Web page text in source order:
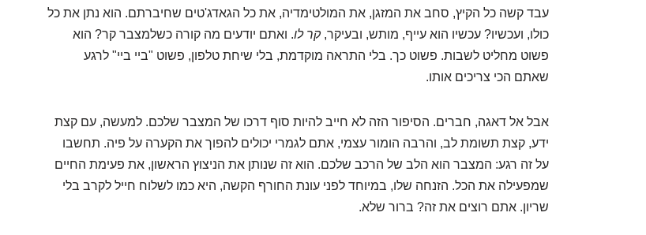
עבד קשה כל הקיץ, סחב את המזגן, את המולטימדיה, את כל הגאדג'טים שחיברתם. הוא נתן את כל
כולו, ועכשיו? עכשיו הוא עייף, מותש, ובעיקר, קר לו. ואתם יודעים מה קורה כשלמצבר קר? הוא
פשוט מחליט לשבות. פשוט כך. בלי התראה מוקדמת, בלי שיחת טלפון, פשוט "ביי ביי" לרגע
שאתם הכי צריכים אותו.
אבל אל דאגה, חברים. הסיפור הזה לא חייב להיות סוף דרכו של המצבר שלכם. למעשה, עם קצת
ידע, קצת תשומת לב, והרבה הומור עצמי, אתם לגמרי יכולים להפוך את הקערה על פיה. תחשבו
על זה רגע: המצבר הוא הלב של הרכב שלכם. הוא זה שנותן את הניצוץ הראשון, את פעימת החיים
שמפעילה את הכל. הזנחה שלו, במיוחד לפני עונת החורף הקשה, היא כמו לשלוח חייל לקרב בלי
שריון. אתם רוצים את זה? ברור שלא.